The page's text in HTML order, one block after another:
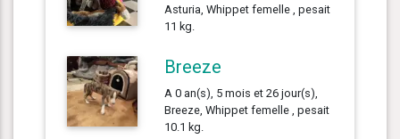
Asturia, Whippet femelle , pesait
11 kg.
Breeze
A 0 an(s), 5 mois et 26 jour(s),
Breeze, Whippet femelle , pesait
10.1 kg.